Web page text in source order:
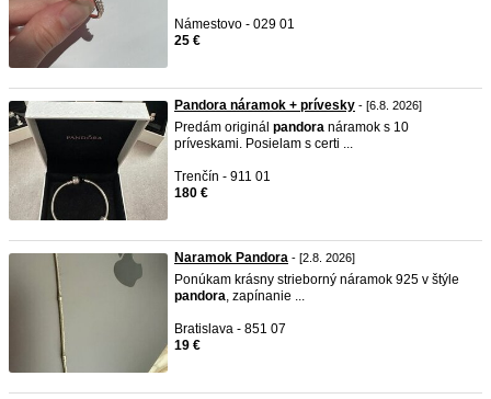
Námestovo - 029 01
25 €
Pandora náramok + prívesky - [6.8. 2026]
Predám originál pandora náramok s 10
príveskami. Posielam s certi ...
Trenčín - 911 01
180 €
Naramok Pandora - [2.8. 2026]
Ponúkam krásny strieborný náramok 925 v štýle
pandora, zapínanie ...
Bratislava - 851 07
19 €